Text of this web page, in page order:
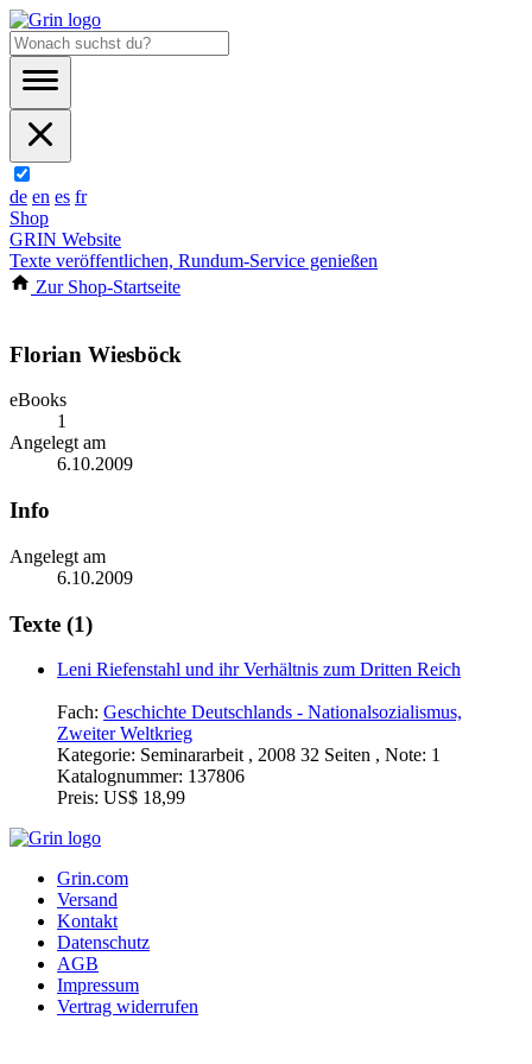
de en es fr
Shop
GRIN Website
Texte veröffentlichen, Rundum-Service genießen
Zur Shop-Startseite
Florian Wiesböck
eBooks
1
Angelegt am
6.10.2009
Info
Angelegt am
6.10.2009
Texte (1)
Leni Riefenstahl und ihr Verhältnis zum Dritten Reich
Fach: Geschichte Deutschlands - Nationalsozialismus,
Zweiter Weltkrieg
Kategorie: Seminararbeit , 2008 32 Seiten , Note: 1
Katalognummer: 137806
Preis: US$ 18,99
Grin.com
Versand
Kontakt
Datenschutz
AGB
Impressum
Vertrag widerrufen